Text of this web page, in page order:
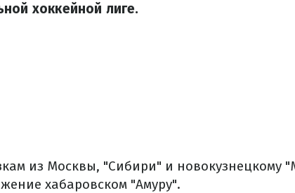
хоккейной лиге.
из Москвы, "Сибири" и новокузнецкому
хабаровском "Амуру".